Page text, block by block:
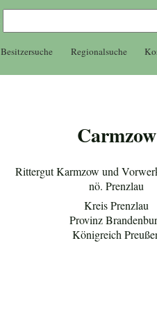
Besitzersuche Regionalsuche
Carmzow
Rittergut Karmzow und
nö. Prenzlau
Kreis Prenzlau
Provinz
Königreich